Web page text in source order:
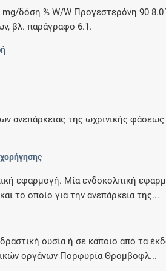
δόση % W/W Προγεστερόνη 90
βλ. παράγραφο 6.1.
ανεπάρκειας της ωχρινικής
εφαρμογή. Μία ενδοκολπική
το οποίο για την ανεπάρκεια της...
ουσία ή σε κάποιο από τα
οργάνων Πορφυρία Θρομβοφλ...